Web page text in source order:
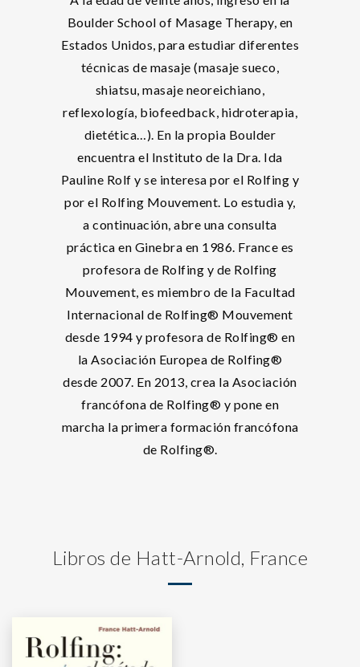
Boulder School of Masage Therapy, en
Estados Unidos, para estudiar diferentes
técnicas de masaje (masaje sueco,
shiatsu, masaje neoreichiano,
reflexología, biofeedback, hidroterapia,
dietética…). En la propia Boulder
encuentra el Instituto de la Dra. Ida
Pauline Rolf y se interesa por el Rolfing y
por el Rolfing Mouvement. Lo estudia y,
a continuación, abre una consulta
práctica en Ginebra en 1986. France es
profesora de Rolfing y de Rolfing
Mouvement, es miembro de la Facultad
Internacional de Rolfing® Mouvement
desde 1994 y profesora de Rolfing® en
la Asociación Europea de Rolfing®
desde 2007. En 2013, crea la Asociación
francófona de Rolfing® y pone en
marcha la primera formación francófona
de Rolfing®.
Libros de Hatt-Arnold, France